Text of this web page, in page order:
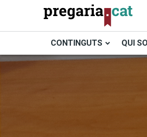
contingut
CONTINGUTS QUI
Cercador